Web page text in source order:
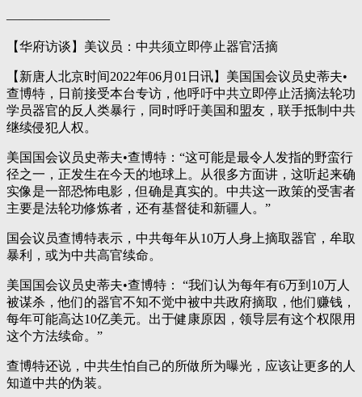
————————
【华府访谈】美议员：中共须立即停止器官活摘
【新唐人北京时间2022年06月01日讯】美国国会议员史蒂夫•
查博特，日前接受本台专访，他呼吁中共立即停止活摘法轮功
学员器官的反人类暴行，同时呼吁美国和盟友，联手抵制中共
继续侵犯人权。
美国国会议员史蒂夫•查博特：“这可能是最令人发指的野蛮行
径之一，正发生在今天的地球上。从很多方面讲，这听起来确
实像是一部恐怖电影，但确是真实的。中共这一政策的受害者
主要是法轮功修炼者，还有基督徒和新疆人。”
国会议员查博特表示，中共每年从10万人身上摘取器官，牟取
暴利，或为中共高官续命。
美国国会议员史蒂夫•查博特： “我们认为每年有6万到10万人
被谋杀，他们的器官不知不觉中被中共政府摘取，他们赚钱，
每年可能高达10亿美元。出于健康原因，领导层有这个权限用
这个方法续命。”
查博特还说，中共生怕自己的所做所为曝光，应该让更多的人
知道中共的伪装。